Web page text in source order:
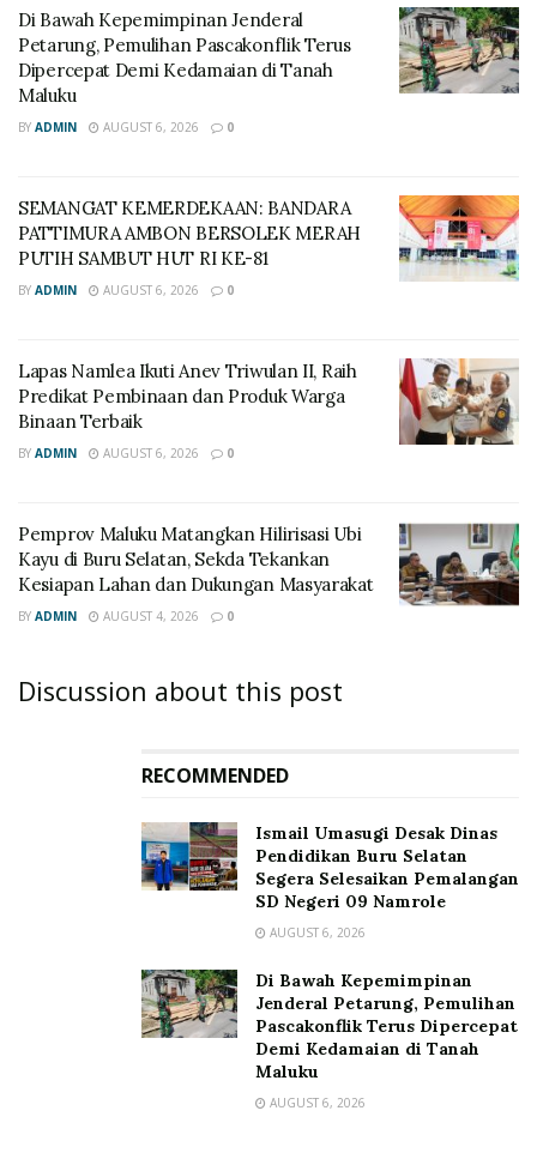
Di Bawah Kepemimpinan Jenderal
Petarung, Pemulihan Pascakonflik Terus
Dipercepat Demi Kedamaian di Tanah
Maluku
BY ADMIN AUGUST 6, 2026 0
SEMANGAT KEMERDEKAAN: BANDARA
PATTIMURA AMBON BERSOLEK MERAH
PUTIH SAMBUT HUT RI KE-81
BY ADMIN AUGUST 6, 2026 0
Lapas Namlea Ikuti Anev Triwulan II, Raih
Predikat Pembinaan dan Produk Warga
Binaan Terbaik
BY ADMIN AUGUST 6, 2026 0
‎Pemprov Maluku Matangkan Hilirisasi Ubi
Kayu di Buru Selatan, Sekda Tekankan
Kesiapan Lahan dan Dukungan Masyarakat
BY ADMIN AUGUST 4, 2026 0
Discussion about this post
RECOMMENDED
Ismail Umasugi Desak Dinas
Pendidikan Buru Selatan
Segera Selesaikan Pemalangan
SD Negeri 09 Namrole
AUGUST 6, 2026
Di Bawah Kepemimpinan
Jenderal Petarung, Pemulihan
Pascakonflik Terus Dipercepat
Demi Kedamaian di Tanah
Maluku
AUGUST 6, 2026